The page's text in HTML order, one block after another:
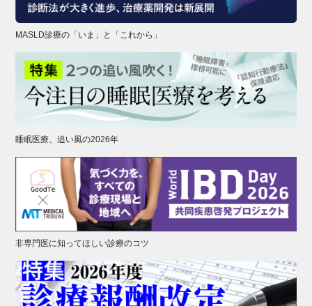
MASLD診療の「いま」と「これから」
睡眠医療、追い風の2026年
非専門医に知ってほしい診療のコツ